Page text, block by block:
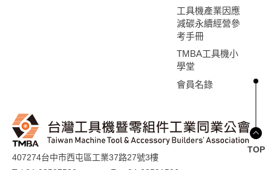
工具機產業因應
減碳永續經營參
考手冊
TMBA工具機小
學堂
會員名錄
407274台中市西屯區工業37路27號3樓
TOP